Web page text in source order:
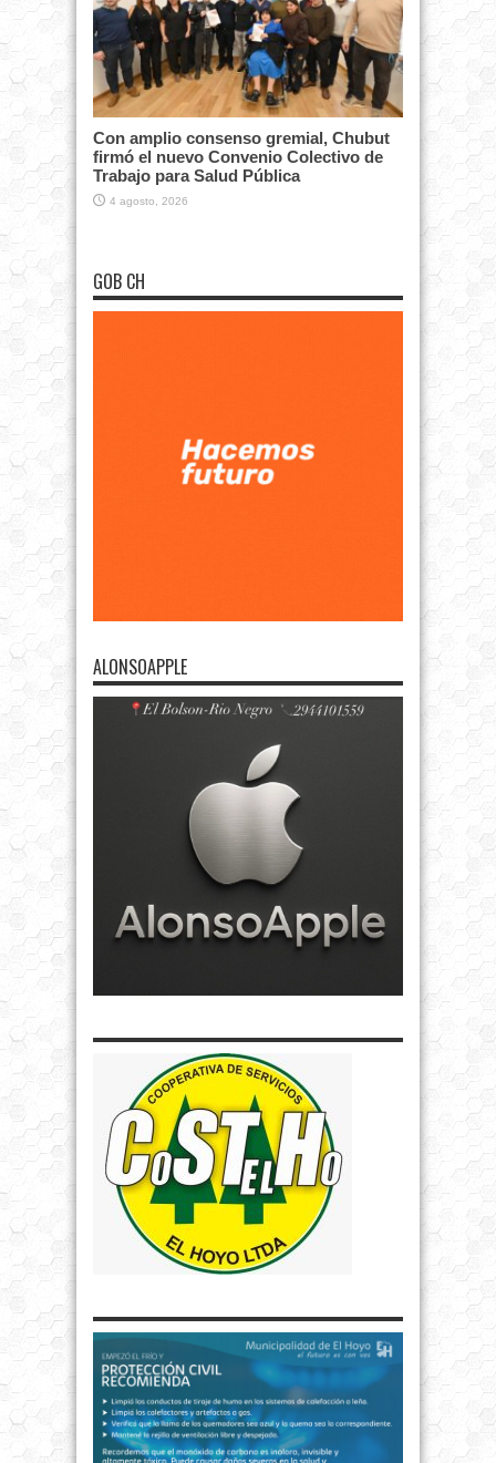
Con amplio consenso gremial, Chubut
firmó el nuevo Convenio Colectivo de
Trabajo para Salud Pública
4 agosto, 2026
GOB CH
ALONSOAPPLE